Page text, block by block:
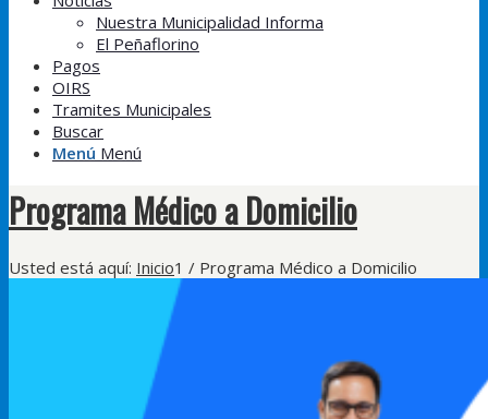
Nuestra Municipalidad Informa
El Peñaflorino
Pagos
OIRS
Tramites Municipales
Buscar
Menú Menú
Programa Médico a Domicilio
Usted está aquí: Inicio1 / Programa Médico a Domicilio